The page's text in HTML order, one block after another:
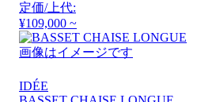
定価/上代:
¥109,000 ~
画像はイメージです
IDÉE